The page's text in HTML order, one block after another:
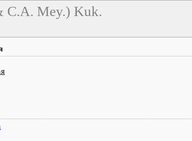
C.A. Mey.) Kuk.